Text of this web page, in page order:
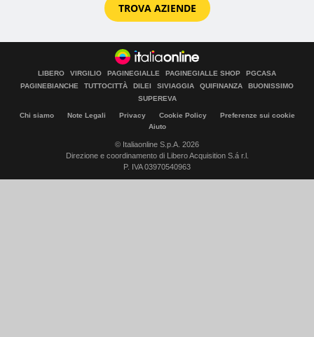
TROVA AZIENDE
LIBERO VIRGILIO PAGINEGIALLE PAGINEGIALLE SHOP
PGCASA
PAGINEBIANCHE
TUTTOCITTÀ DILEI SIVIAGGIA QUIFINANZA
BUONISSIMO
SUPEREVA
Chi siamo Note Legali Privacy Cookie Policy
Preferenze sui cookie
Aiuto
© Italiaonline S.p.A. 2026
Direzione e coordinamento di Libero Acquisition S.á r.l.
P. IVA 03970540963